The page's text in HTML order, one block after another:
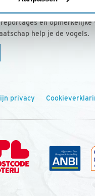
voor onze leden,
en opmerkelijke
help je de vogels.
privacy